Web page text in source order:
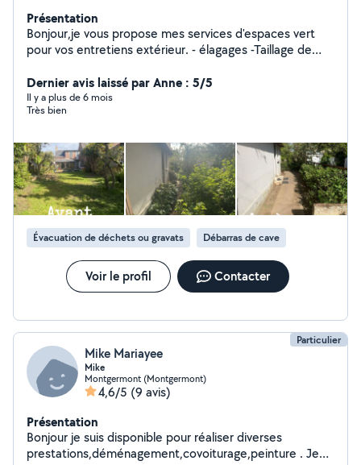
Présentation
Bonjour,je vous propose mes services d'espaces vert
pour vos entretiens extérieur. - élagages -Taillage de
-évacuation des encombrants Multiservices -
Nettoyage,terrasses,murets, dalles ou autre Devis
gratuit A bientôt
Dernier avis laissé par Anne : 5/5
Il y a plus de 6 mois
Très bien
Évacuation de déchets ou gravats Débarras de cave
Voir le profil Contacter
Particulier
Mike Mariayee
Mike
Montgermont (Montgermont)
4,6/5 (9 avis)
Présentation
Bonjour je suis disponible pour réaliser diverses
prestations,déménagement,covoiturage,peinture . Je